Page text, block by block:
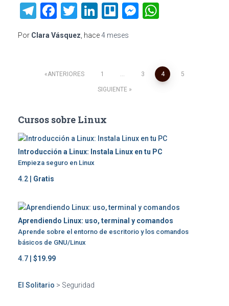
Telegram
Facebook
Twitter
LinkedIn
TrelloMessenger
Por Clara Vásquez , hace4 meses
Paginación
entradas
ANTERIORES 1 … 3 4 5
SIGUIENTE
Cursos sobre Linux
Introducción a Linux: Instala Linux en tu PC
Empieza seguro en Linux
4.2 | Gratis
Aprendiendo Linux: uso, terminal y comandos
Aprende sobre el entorno de escritorio y los comandos
básicos de GNU/Linux
4.7 | $19.99
El Solitario > Seguridad